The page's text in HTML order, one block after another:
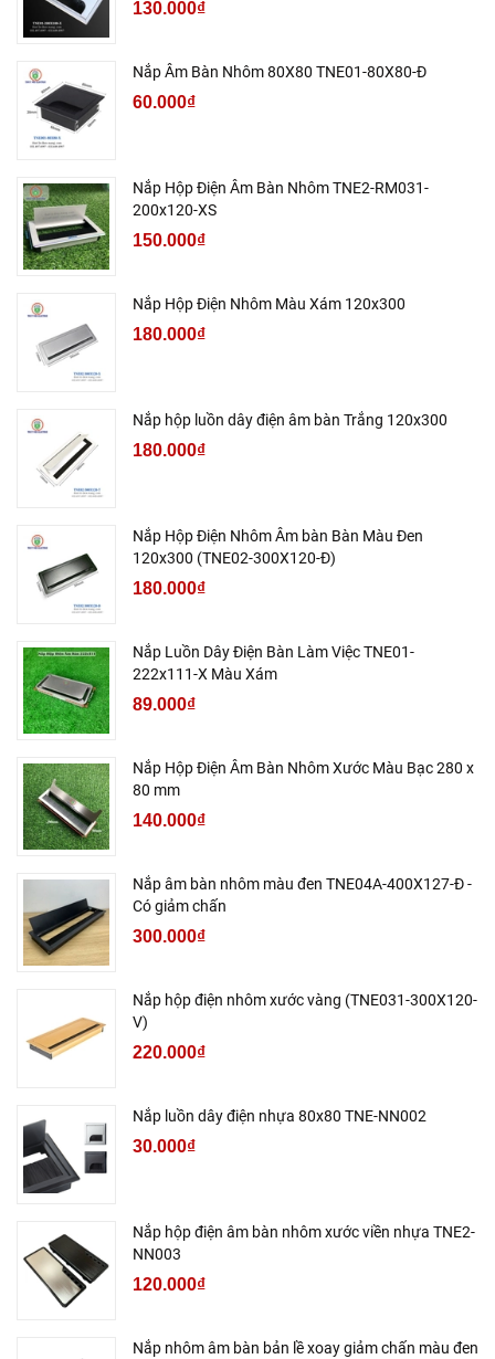
130.000₫
Nắp Âm Bàn Nhôm 80X80 TNE01-80X80-Đ
60.000₫
Nắp Hộp Điện Âm Bàn Nhôm TNE2-RM031-
200x120-XS
150.000₫
Nắp Hộp Điện Nhôm Màu Xám 120x300
180.000₫
Nắp hộp luồn dây điện âm bàn Trắng 120x300
180.000₫
Nắp Hộp Điện Nhôm Âm bàn Bàn Màu Đen
120x300 (TNE02-300X120-Đ)
180.000₫
Nắp Luồn Dây Điện Bàn Làm Việc TNE01-
222x111-X Màu Xám
89.000₫
Nắp Hộp Điện Âm Bàn Nhôm Xước Màu Bạc 280 x
80 mm
140.000₫
Nắp âm bàn nhôm màu đen TNE04A-400X127-Đ -
Có giảm chấn
300.000₫
Nắp hộp điện nhôm xước vàng (TNE031-300X120-
V)
220.000₫
Nắp luồn dây điện nhựa 80x80 TNE-NN002
30.000₫
Nắp hộp điện âm bàn nhôm xước viền nhựa TNE2-
NN003
120.000₫
Nắp nhôm âm bàn bản lề xoay giảm chấn màu đen